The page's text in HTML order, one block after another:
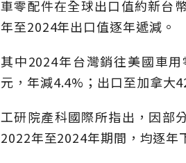
車零配件在全球出口值約新台
年至2024年出口值逐年遞減。
其中2024年台灣銷往美國車
元，年減4.4%；出口至加拿大
工研院產科國際所指出，因部
2022年至2024年期間，均逐年